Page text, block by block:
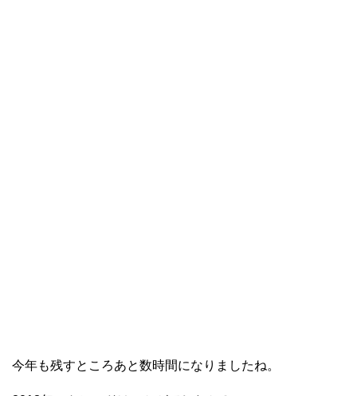
今年も残すところあと数時間になりましたね。